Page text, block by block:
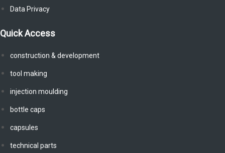
Data Privacy
Quick Access
construction & development
tool making
injection moulding
bottle caps
capsules
technical parts